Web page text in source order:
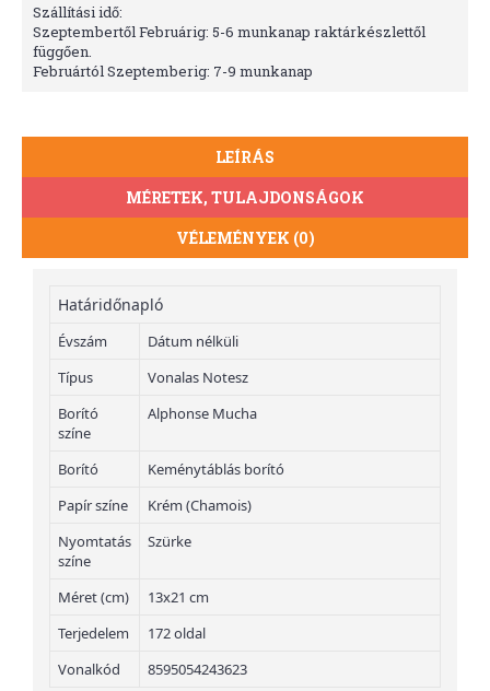
Szállítási idő:
Szeptembertől Februárig: 5-6 munkanap raktárkészlettől
függően.
Februártól Szeptemberig: 7-9 munkanap
LEÍRÁS
MÉRETEK, TULAJDONSÁGOK
VÉLEMÉNYEK (0)
Határidőnapló
Évszám
Dátum nélküli
Típus
Vonalas Notesz
Borító
színe
Alphonse Mucha
Borító
Keménytáblás borító
Papír színe
Krém (Chamois)
Nyomtatás
színe
Szürke
Méret (cm)
13x21 cm
Terjedelem
172 oldal
Vonalkód
8595054243623